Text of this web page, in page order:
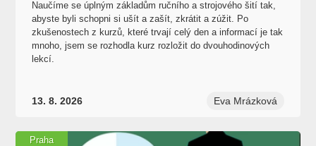
lekcí.
13. 8. 2026